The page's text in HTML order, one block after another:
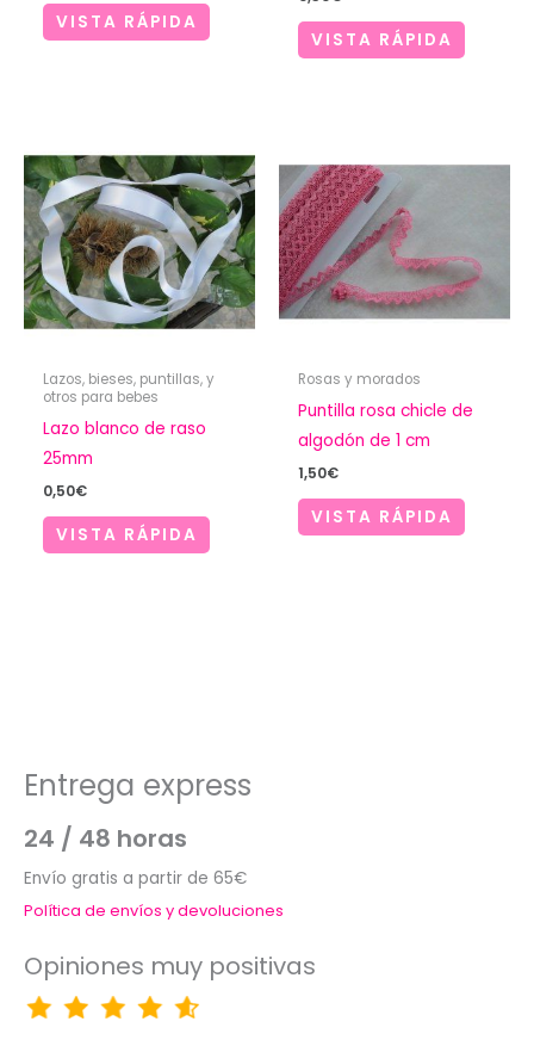
VISTA RÁPIDA
VISTA RÁPIDA
Lazos, bieses, puntillas, y
otros para bebes
Lazo blanco de raso
25mm
0,50€
VISTA RÁPIDA
Rosas y morados
Puntilla rosa chicle de
algodón de 1 cm
1,50€
VISTA RÁPIDA
Entrega express
24 / 48 horas
Envío gratis a partir de 65€
Política de envíos y devoluciones
Opiniones muy positivas